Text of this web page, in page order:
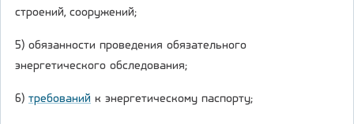
строений, сооружений;
5) обязанности проведения обязательного
энергетического обследования;
6) требований к энергетическому паспорту;